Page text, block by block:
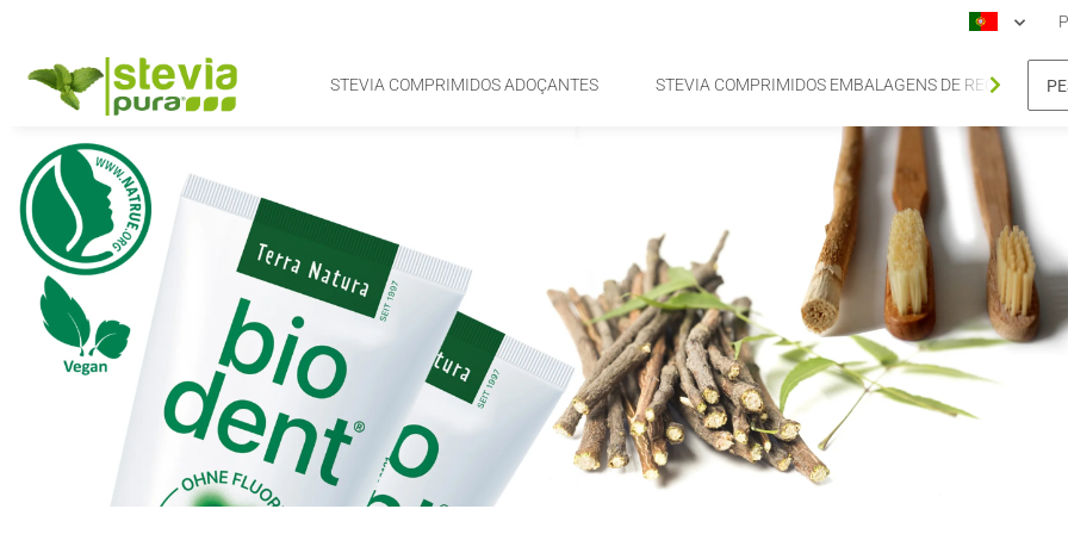
STEVIA COMPRIMIDOS ADOÇANTES STEVIA COMPRIMIDOS EMBALAGENS DE RECARGA DE